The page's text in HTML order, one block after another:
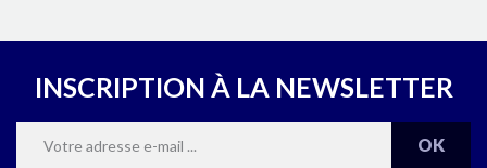
INSCRIPTION À LA NEWSLETTER